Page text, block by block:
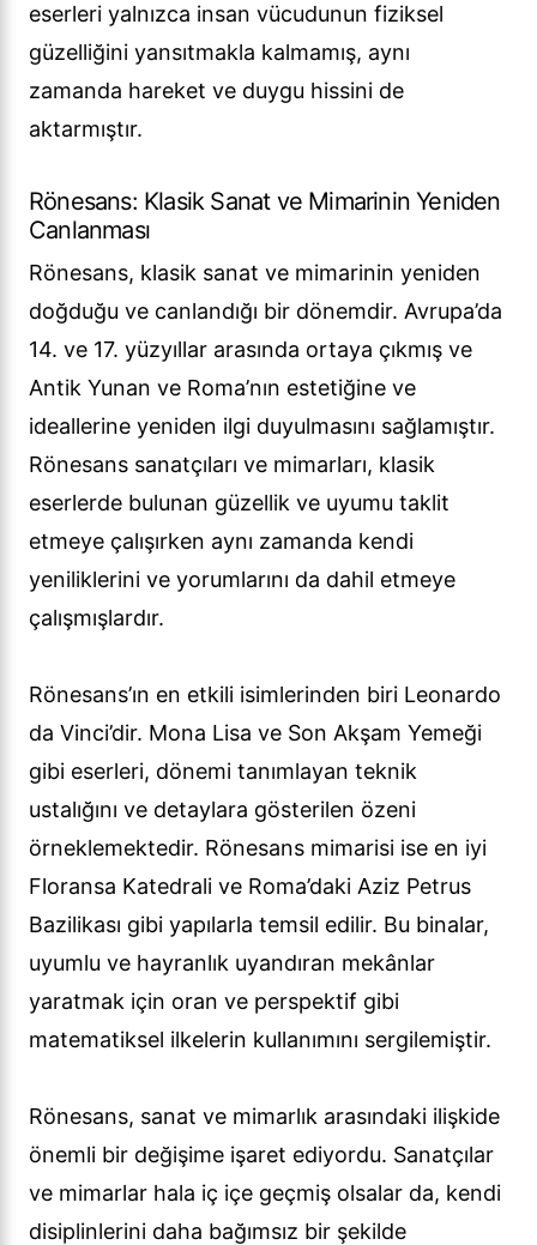
eserleri yalnızca insan vücudunun fiziksel
güzelliğini yansıtmakla kalmamış, aynı
zamanda hareket ve duygu hissini de
aktarmıştır.
Rönesans: Klasik Sanat ve Mimarinin Yeniden
Canlanması
Rönesans, klasik sanat ve mimarinin yeniden
doğduğu ve canlandığı bir dönemdir. Avrupa’da
14. ve 17. yüzyıllar arasında ortaya çıkmış ve
Antik Yunan ve Roma’nın estetiğine ve
ideallerine yeniden ilgi duyulmasını sağlamıştır.
Rönesans sanatçıları ve mimarları, klasik
eserlerde bulunan güzellik ve uyumu taklit
etmeye çalışırken aynı zamanda kendi
yeniliklerini ve yorumlarını da dahil etmeye
çalışmışlardır.
Rönesans’ın en etkili isimlerinden biri Leonardo
da Vinci’dir. Mona Lisa ve Son Akşam Yemeği
gibi eserleri, dönemi tanımlayan teknik
ustalığını ve detaylara gösterilen özeni
örneklemektedir. Rönesans mimarisi ise en iyi
Floransa Katedrali ve Roma’daki Aziz Petrus
Bazilikası gibi yapılarla temsil edilir. Bu binalar,
uyumlu ve hayranlık uyandıran mekânlar
yaratmak için oran ve perspektif gibi
matematiksel ilkelerin kullanımını sergilemiştir.
Rönesans, sanat ve mimarlık arasındaki ilişkide
önemli bir değişime işaret ediyordu. Sanatçılar
ve mimarlar hala iç içe geçmiş olsalar da, kendi
disiplinlerini daha bağımsız bir şekilde